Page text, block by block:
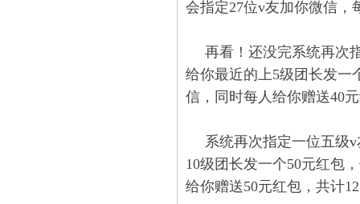
会指定27位v友加你微信，
再看！还没完系统再次
给你最近的上5级团长发一
信，同时每人给你赠送40
系统再次指定一位五级
10级团长发一个50元红包
给你赠送50元红包，共计